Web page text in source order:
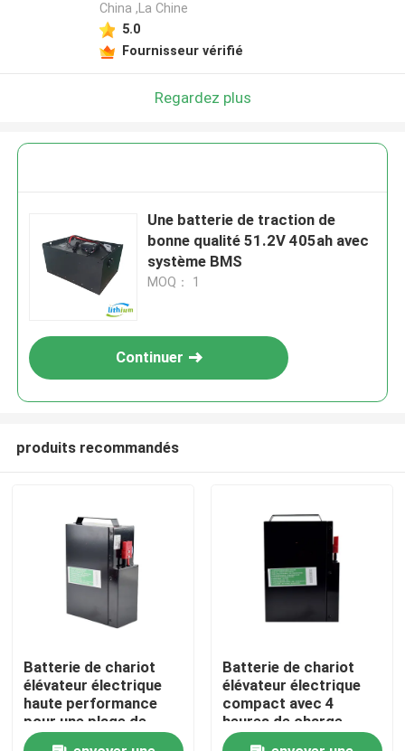
Produits
Au sujet de nous
China ,La Chine
5.0
Fournisseur vérifié
Regardez plus
Une batterie de traction de
bonne qualité 51.2V 405ah avec
système BMS
MOQ： 1
Continuer
produits recommandés
Batterie de chariot
élévateur électrique
haute performance
pour une plage de
température de -20 °C
Batterie de chariot
élévateur électrique
compact avec 4
heures de charge
185*84.5*250mm